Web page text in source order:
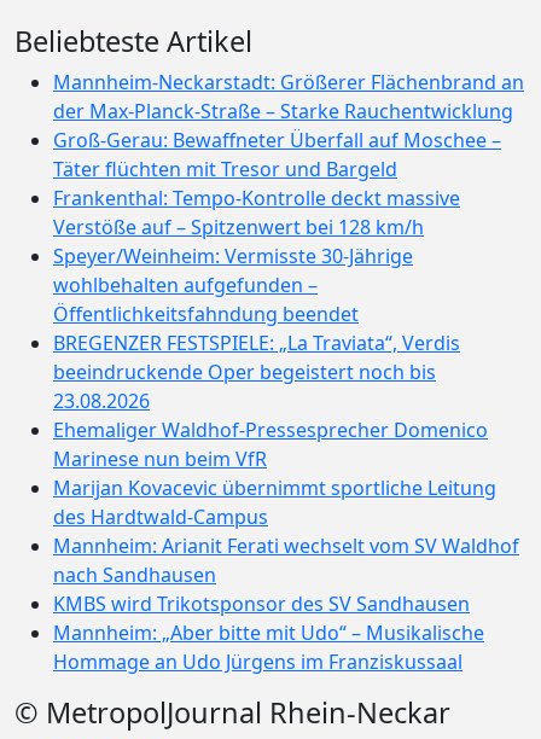
Beliebteste Artikel
Mannheim-Neckarstadt: Größerer Flächenbrand an
der Max-Planck-Straße – Starke Rauchentwicklung
Groß-Gerau: Bewaffneter Überfall auf Moschee –
Täter flüchten mit Tresor und Bargeld
Frankenthal: Tempo-Kontrolle deckt massive
Verstöße auf – Spitzenwert bei 128 km/h
Speyer/Weinheim: Vermisste 30-Jährige
wohlbehalten aufgefunden –
Öffentlichkeitsfahndung beendet
BREGENZER FESTSPIELE: „La Traviata“, Verdis
beeindruckende Oper begeistert noch bis
23.08.2026
Ehemaliger Waldhof-Pressesprecher Domenico
Marinese nun beim VfR
Marijan Kovacevic übernimmt sportliche Leitung
des Hardtwald-Campus
Mannheim: Arianit Ferati wechselt vom SV Waldhof
nach Sandhausen
KMBS wird Trikotsponsor des SV Sandhausen
Mannheim: „Aber bitte mit Udo“ – Musikalische
Hommage an Udo Jürgens im Franziskussaal
© MetropolJournal Rhein-Neckar